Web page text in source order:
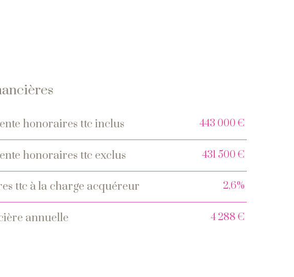
Valeurs
honoraires ttc inclus 443 000 €
honoraires ttc exclus 431 500 €
ttc à la charge acquéreur 2,6%
annuelle 4 288 €